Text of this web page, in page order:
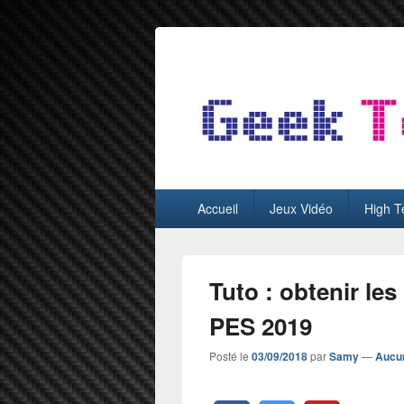
GeekTest
principalAccueil Jeux Vidéo High
Tuto : obtenir
PES 2019
Posté le 03/09/2018parSamy—